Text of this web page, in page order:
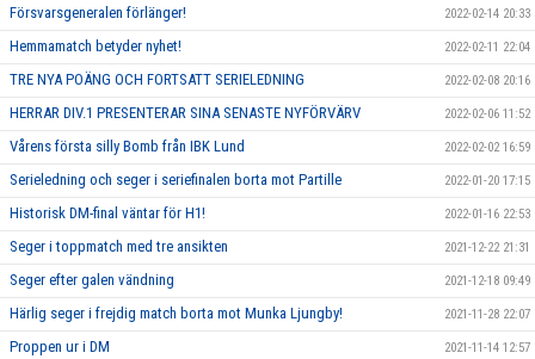
Försvarsgeneralen förlänger! 2022-02-14 20:33
Hemmamatch betyder nyhet! 2022-02-11 22:04
TRE NYA POÄNG OCH FORTSATT SERIELEDNING 2022-02-08 20:16
HERRAR DIV.1 PRESENTERAR SINA SENASTE NYFÖRVÄRV 2022-02-06 11:52
Vårens första silly Bomb från IBK Lund 2022-02-02 16:59
Serieledning och seger i seriefinalen borta mot Partille 2022-01-20 17:15
Historisk DM-final väntar för H1! 2022-01-16 22:53
Seger i toppmatch med tre ansikten 2021-12-22 21:31
Seger efter galen vändning 2021-12-18 09:49
Härlig seger i frejdig match borta mot Munka Ljungby! 2021-11-28 22:07
Proppen ur i DM 2021-11-14 12:57